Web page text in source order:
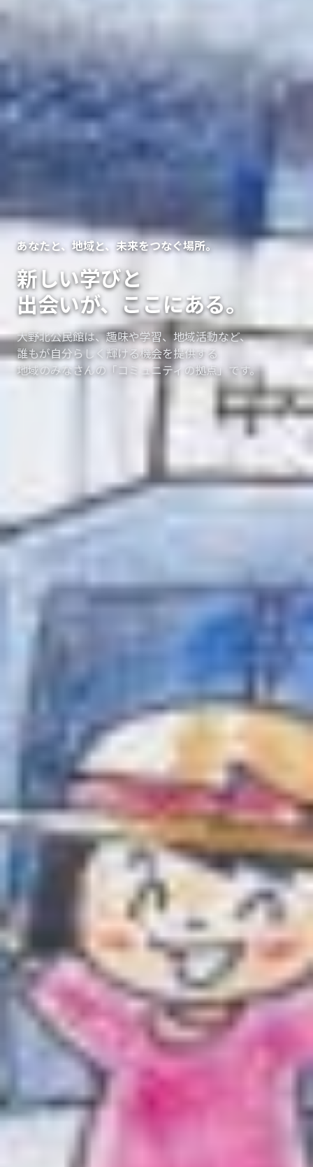
あなたと、地域と、未来をつなぐ場所。
新しい学びと
出会いが、ここにある。
大野北公民館は、趣味や学習、地域活動など、
誰もが自分らしく輝ける機会を提供する
地域のみなさんの「コミュニティの拠点」です。